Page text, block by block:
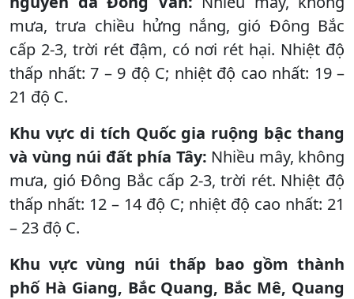
mưa, trưa chiều hửng nắng, gió Đông Bắc
cấp 2-3, trời rét đậm, có nơi rét hại. Nhiệt độ
thấp nhất: 7 – 9 độ C; nhiệt độ cao nhất: 19 –
21 độ C.
Khu vực di tích Quốc gia ruộng bậc thang
và vùng núi đất phía Tây: Nhiều mây, không
mưa, gió Đông Bắc cấp 2-3, trời rét. Nhiệt độ
thấp nhất: 12 – 14 độ C; nhiệt độ cao nhất: 21
– 23 độ C.
Khu vực vùng núi thấp bao gồm thành
phố Hà Giang, Bắc Quang, Bắc Mê, Quang